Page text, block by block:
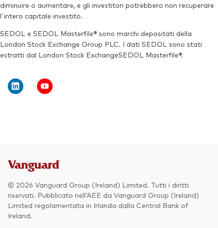
diminuire o aumentare, e gli investitori potrebbero non recuperare
l'intero capitale investito.
SEDOL e SEDOL Masterfile® sono marchi depositati della
London Stock Exchange Group PLC. I dati SEDOL sono stati
estratti dal London Stock ExchangeSEDOL Masterfile®.
© 2026 Vanguard Group (Ireland) Limited. Tutti i diritti
riservati. Pubblicato nell’AEE da Vanguard Group (Ireland)
Limited regolamentata in Irlanda dalla Central Bank of
Ireland.